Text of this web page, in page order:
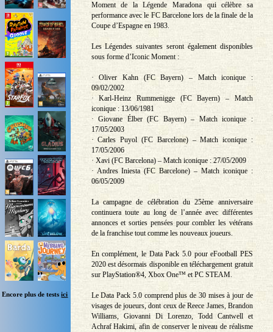
Encore plus de testsici
Moment de la Légende Maradona qui célèbre sa
performance avec le FC Barcelone lors de la finale de la
Coupe d’Espagne en 1983.
Les Légendes suivantes seront également disponibles
sous forme d’Iconic Moment :
· Oliver Kahn (FC Bayern) – Match iconique :
09/02/2002
· Karl-Heinz Rummenigge (FC Bayern) – Match
iconique : 13/06/1981
· Giovane Élber (FC Bayern) – Match iconique :
17/05/2003
· Carles Puyol (FC Barcelone) – Match iconique :
17/05/2006
· Xavi (FC Barcelona) – Match iconique : 27/05/2009
· Andres Iniesta (FC Barcelone) – Match iconique :
06/05/2009
La campagne de célébration du 25ème anniversaire
continuera toute au long de l’année avec différentes
annonces et sorties pensées pour combler les vétérans
de la franchise tout comme les nouveaux joueurs.
En complément, le Data Pack 5.0 pour eFootball PES
2020 est désormais disponible en téléchargement gratuit
sur PlayStation®4, Xbox One™ et PC STEAM.
Le Data Pack 5.0 comprend plus de 30 mises à jour de
visages de joueurs, dont ceux de Reece James, Brandon
Williams, Giovanni Di Lorenzo, Todd Cantwell et
Achraf Hakimi, afin de conserver le niveau de réalisme